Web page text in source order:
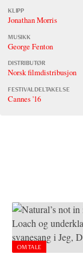
KLIPP
Jonathan Morris
MUSIKK
George Fenton
DISTRIBUTØR
Norsk filmdistribusjon
FESTIVALDELTAKELSE
Cannes '16
OMTALE